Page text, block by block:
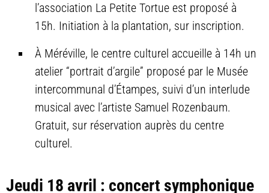
l’association La Petite Tortue est proposé à
15h. Initiation à la plantation, sur inscription.
À Méréville, le centre culturel accueille à 14h un
atelier “portrait d’argile” proposé par le Musée
intercommunal d’Étampes, suivi d’un interlude
musical avec l’artiste Samuel Rozenbaum.
Gratuit, sur réservation auprès du centre
culturel.
Jeudi 18 avril : concert symphonique